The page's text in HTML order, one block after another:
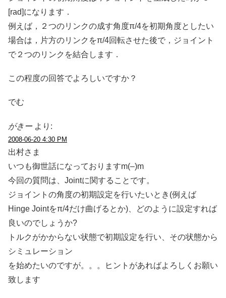
[rad]になります．
例えば，２つのリンクの成す角度π/4を初期角度としたい
場合は，片方のリンクをπ/4回転させた後で，ジョイント
で２つのリンクを結合します．
この程度の回答でよろしいですか？
でむ
がきー より:
2008-06-20 4:30 PM
出村さま
いつも御世話になっておりますm(–)m
今回の質問は、Jointに関することです。
ジョイントの角度の初期設定を行いたいとき(例えば
Hinge Jointをπ/4だけ曲げるとか)、どのように設定すれば
良いのでしょうか?
トルクがかからない状態で初期設定を行い、その状態から
シミュレーション
を始めたいのですが。。。ヒントがあればよろしくお願い
致します